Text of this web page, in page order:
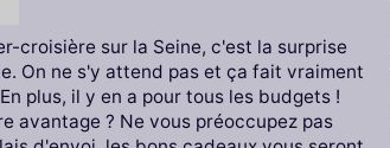
croisière sur la Seine, c'est la surprise
On ne s'y attend pas et ça fait vraiment
plus, il y en a pour tous les budgets !
avantage ? Ne vous préoccupez pas